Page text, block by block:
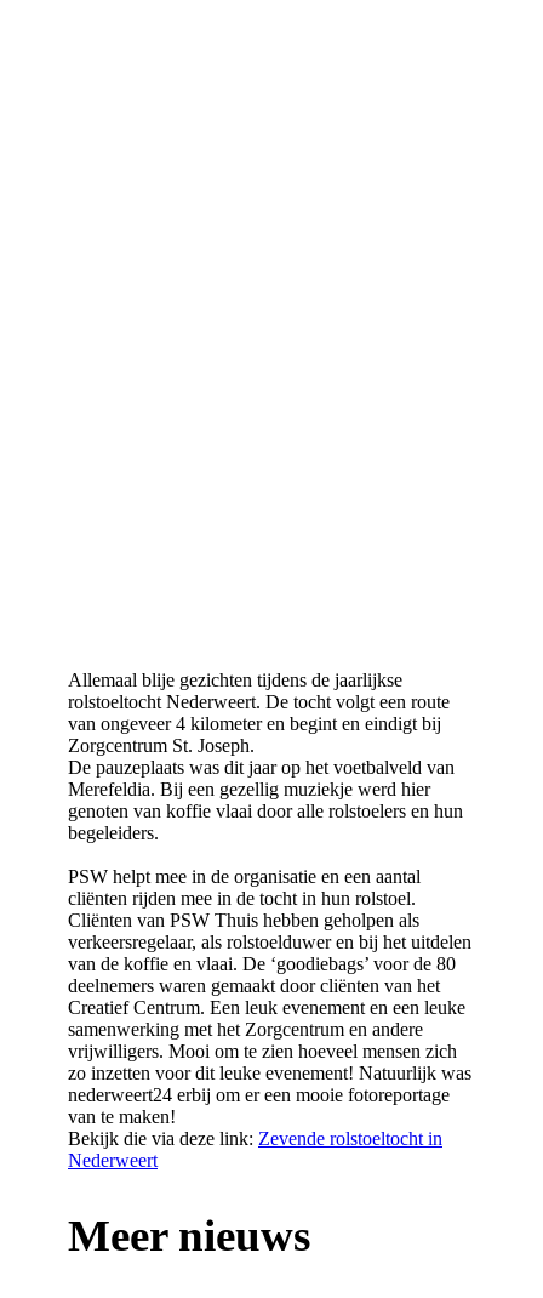
Allemaal blije gezichten tijdens de jaarlijkse
rolstoeltocht Nederweert. De tocht volgt een route
van ongeveer 4 kilometer en begint en eindigt bij
Zorgcentrum St. Joseph.
De pauzeplaats was dit jaar op het voetbalveld van
Merefeldia. Bij een gezellig muziekje werd hier
genoten van koffie vlaai door alle rolstoelers en hun
begeleiders.
PSW helpt mee in de organisatie en een aantal
cliënten rijden mee in de tocht in hun rolstoel.
Cliënten van PSW Thuis hebben geholpen als
verkeersregelaar, als rolstoelduwer en bij het uitdelen
van de koffie en vlaai. De ‘goodiebags’ voor de 80
deelnemers waren gemaakt door cliënten van het
Creatief Centrum. Een leuk evenement en een leuke
samenwerking met het Zorgcentrum en andere
vrijwilligers. Mooi om te zien hoeveel mensen zich
zo inzetten voor dit leuke evenement! Natuurlijk was
nederweert24 erbij om er een mooie fotoreportage
van te maken!
Bekijk die via deze link: Zevende rolstoeltocht in
Nederweert
Meer nieuws